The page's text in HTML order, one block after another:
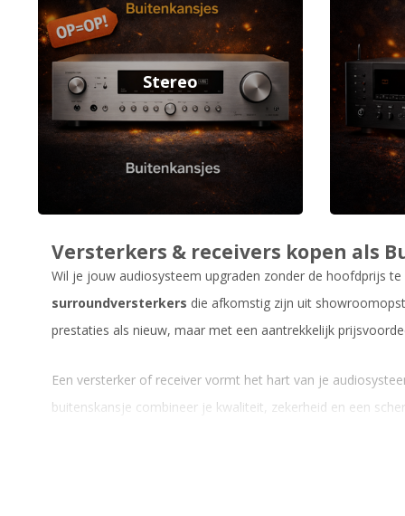
Stereo
Versterkers & receivers kopen als
Wil je jouw audiosysteem upgraden zonder de hoofdprijs te
surroundversterkers die afkomstig zijn uit
prestaties als nieuw, maar met een aantrekkelijk
Een versterker of receiver vormt het hart van je
buitenskansje combineer je kwaliteit, zekerheid en een